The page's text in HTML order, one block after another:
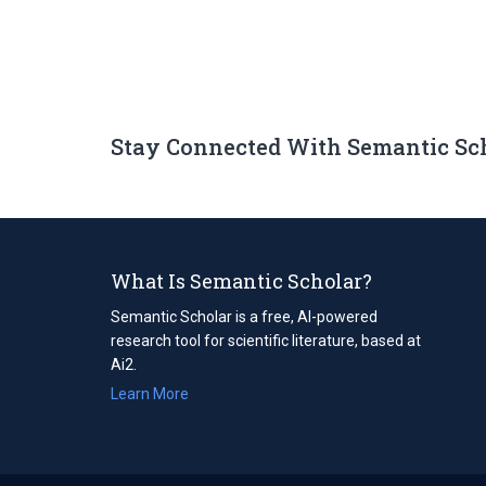
Stay Connected With Semantic
What Is Semantic Scholar?
Semantic Scholar is a free, AI-powered
research tool for scientific literature, based at
Ai2.
Learn More